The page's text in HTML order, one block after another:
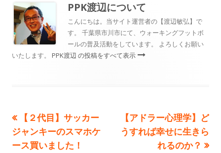
PPK渡辺について
こんにちは。当サイト運営者の【渡辺敏弘】で
す。 千葉県市川市にて、ウォーキングフットボ
ールの普及活動をしています。 よろしくお願い
いたします。 PPK渡辺 の投稿をすべて表示
投
稿
前
の
記
【２代目】サッカー
ジャンキーのスマホケ
ース買いました！
次
の
【アドラー心理学】ど
うすれば幸せに生きら
れるのか？